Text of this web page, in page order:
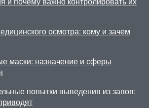
осмотра: кому и зачем
маски: назначение и сферы
попытки выведения из запоя: